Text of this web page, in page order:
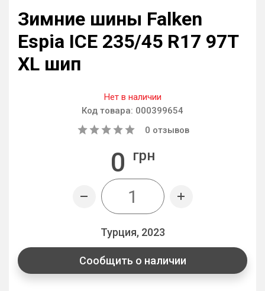
Зимние шины Falken
Espia ICE 235/45 R17 97T
XL шип
Нет в наличии
Код товара: 000399654
0 отзывов
0 грн
Турция, 2023
Сообщить о наличии